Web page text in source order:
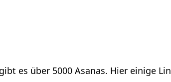
gibt es über 5000 Asanas. Hier einige